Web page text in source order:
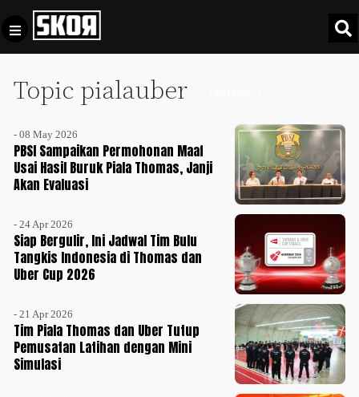
Topic pialauber
- 08 May 2026
PBSI Sampaikan Permohonan Maaf
Usai Hasil Buruk Piala Thomas, Janji
Akan Evaluasi
- 24 Apr 2026
Siap Bergulir, Ini Jadwal Tim Bulu
Tangkis Indonesia di Thomas dan
Uber Cup 2026
- 21 Apr 2026
Tim Piala Thomas dan Uber Tutup
Pemusatan Latihan dengan Mini
Simulasi
Football +
Culture +
Timnas
Indonesia
SPECIAL
Video
Privacy
Pedoman
Pemberitaan
Media
Disclaimer
Tentang